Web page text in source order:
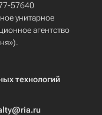
57640
унитарное
агентство
технологий